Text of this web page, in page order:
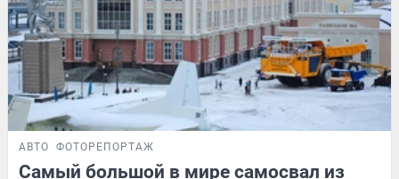
АВТО ФОТОРЕПОРТАЖ
Самый большой в мире самосвал из